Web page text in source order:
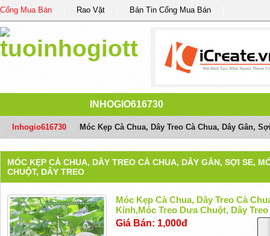
Cổng Mua Bán Rao Vặt Bản Tin Cổng Mua Bán
INHOGIO616730
Inhogio616730 Móc Kẹp Cà Chua, Dây Treo Cà Chua, Dây Gân,
MÓC KẸP CÀ CHUA, DÂY TREO CÀ CHUA, DÂY GÂN, SỢI SE,
CHUỘT, DÂY TREO
Móc Kẹp Cà Chua, Dây Treo Cà
Kính,móc Treo Dưa Chuột, Dây Treo
Giá Bán: 1,000đ